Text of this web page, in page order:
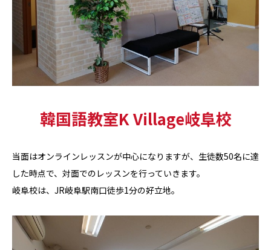
韓国語教室K Village岐阜校
当面はオンラインレッスンが中心になりますが、生徒数50名に達
した時点で、対面でのレッスンを行っていきます。
岐阜校は、JR岐阜駅南口徒歩1分の好立地。